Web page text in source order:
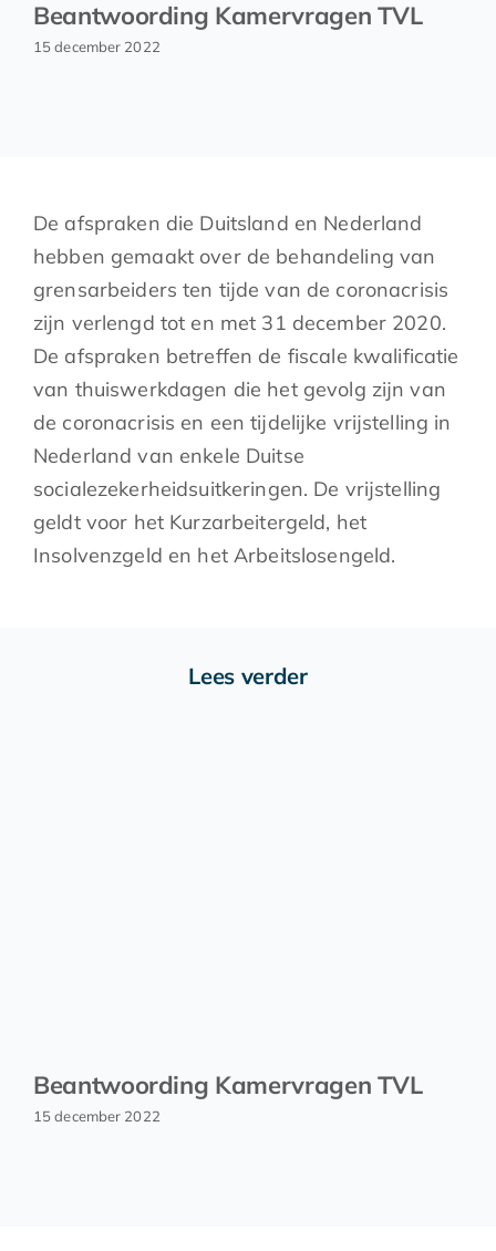
Beantwoording Kamervragen TVL
15 december 2022
De afspraken die Duitsland en Nederland
hebben gemaakt over de behandeling van
grensarbeiders ten tijde van de coronacrisis
zijn verlengd tot en met 31 december 2020.
De afspraken betreffen de fiscale kwalificatie
van thuiswerkdagen die het gevolg zijn van
de coronacrisis en een tijdelijke vrijstelling in
Nederland van enkele Duitse
socialezekerheidsuitkeringen. De vrijstelling
geldt voor het Kurzarbeitergeld, het
Insolvenzgeld en het Arbeitslosengeld.
Lees verder
Beantwoording Kamervragen TVL
15 december 2022